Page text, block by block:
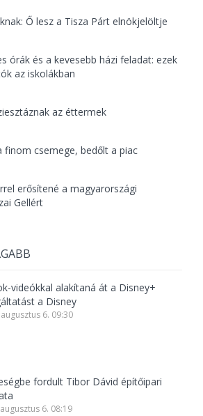
Ő lesz a Tisza Párt elnökjelöltje
órák és a kevesebb házi feladat: ezek
az iskolákban
az éttermek
finom csemege, bedőlt a piac
erősítené a magyarországi
Gellért
videókkal alakítaná át a Disney+
a Disney
6. 09:30
fordult Tibor Dávid építőipari
6. 08:19